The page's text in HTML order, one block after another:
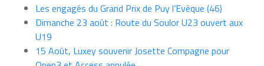
Les engagés du Grand Prix de Puy l’Evèque (46)
Dimanche 23 août : Route du Soulor U23 ouvert aux
U19
15 Août, Luxey souvenir Josette Compagne pour